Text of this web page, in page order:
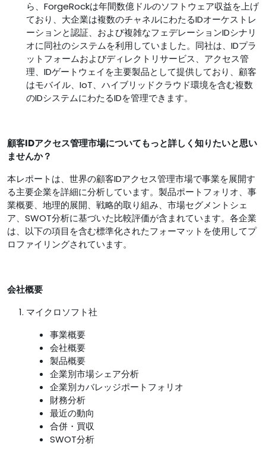
ら、ForgeRockは年間数億ドルのソフトウェア収益を上げ
ており、大企業は複数のチャネルにわたるIDオーケストレ
ーションと認証、および複雑なフェデレーションIDシナリ
オに同社のシステムを利用していました。同社は、IDプラ
ットフォームおよびディレクトリサービス、アクセス管
理、IDゲートウェイを主要製品として提供しており、顧客
はモバイル、IoT、ハイブリッドクラウド環境を含む複数
のIDシステムにわたるIDを管理できます。
顧客IDアクセス管理市場についてもっと詳しく知りたいと思い
ませんか？
本レポートは、世界の顧客IDアクセス管理市場で事業を展開す
る主要企業を詳細に分析しています。製品ポートフォリオ、事
業概要、地理的展開、戦略的取り組み、市場セグメントシェ
ア、SWOT分析に基づいた比較評価が含まれています。各企業
は、以下の項目を含む標準化されたフォーマットを使用してプ
ロファイリングされています。
会社概要
マイクロソフト社
事業概要
会社概要
製品概要
企業別市場シェア分析
企業別カバレッジポートフォリオ
財務分析
最近の動向
合併・買収
SWOT分析